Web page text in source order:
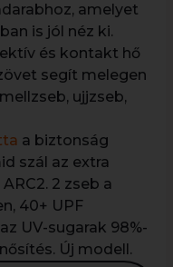
amelyet
is jól néz ki.
és kontakt hő
segít melegen
ujjzseb,
a biztonság
szál az extra
2 zseb a
40+ UPF
UV-sugarak 98%-
Új modell.